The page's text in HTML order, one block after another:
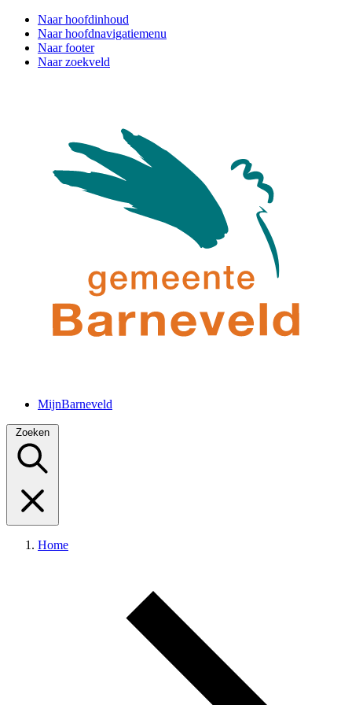
Naar hoofdinhoud
Naar hoofdnavigatiemenu
Naar footer
Naar zoekveld
MijnBarneveld
Zoeken
Home